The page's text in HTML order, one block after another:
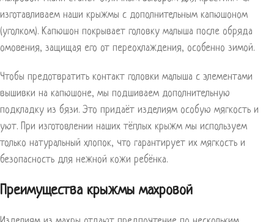
изготавливаем наши крыжмы с дополнительным капюшоном
(уголком). Капюшон покрывает головку малыша после обряда
омовения, защищая его от переохлаждения, особенно зимой.
Чтобы предотвратить контакт головки малыша с элементами
вышивки на капюшоне, мы подшиваем дополнительную
подкладку из бязи. Это придаёт изделиям особую мягкость и
уют. При изготовлении наших тёплых крыжм мы используем
только натуральный хлопок, что гарантирует их мягкость и
безопасность для нежной кожи ребёнка.
Преимущества крыжмы махровой